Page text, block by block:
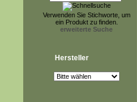
Verwenden Sie Stichworte, um
ein Produkt zu finden.
erweiterte Suche
Hersteller